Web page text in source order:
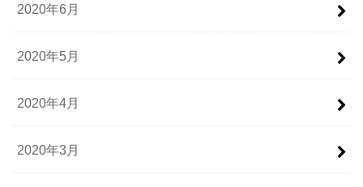
2020年6月
2020年5月
2020年4月
2020年3月